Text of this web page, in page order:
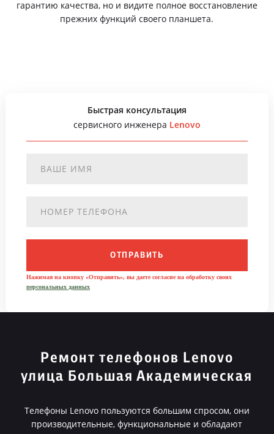
гарантию качества, но и видите полное восстановление
прежних функций своего планшета.
Быстрая консультация
сервисного инженера Lenovo
ОТПРАВИТЬ
Нажимая на кнопку «Отправить», вы даете согласие на обработку своих
персональных данных
Ремонт телефонов Lenovo
улица Большая Академическая
Телефоны Lenovo пользуются большим спросом, они
производительные, функциональные и обладают